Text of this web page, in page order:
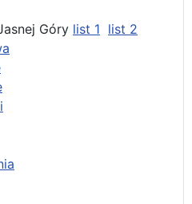
Góry list 1 list 2